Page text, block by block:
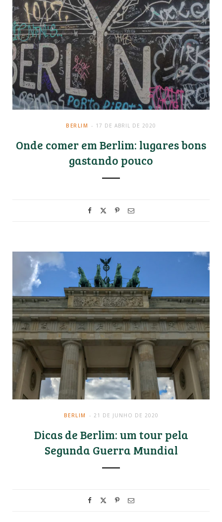
BERLIM 17 DE ABRIL DE 2020
Onde comer em Berlim: lugares bons
gastando pouco
BERLIM 21 DE JUNHO DE 2020
Dicas de Berlim: um tour pela
Segunda Guerra Mundial